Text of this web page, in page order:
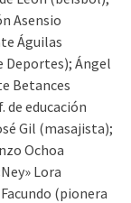
Asensio
Águilas
Deportes); Ángel
Betances
de educación
Gil (masajista);
Ochoa
Lora
(pionera